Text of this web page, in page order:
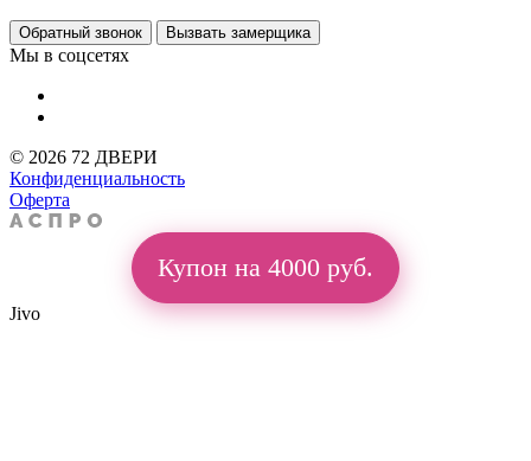
Обратный звонок Вызвать замерщика
Мы в соцсетях
© 2026 72 ДВЕРИ
Конфиденциальность
Оферта
Купон на 4000 руб.
Jivo